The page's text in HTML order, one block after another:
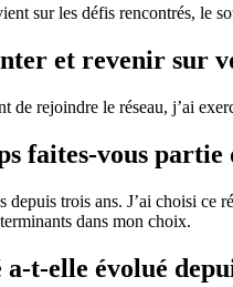
sur les défis rencontrés, le
et revenir sur
de rejoindre le réseau, j’ai
faites-vous
trois ans. J’ai choisi ce
dans mon choix.
t-elle évolué